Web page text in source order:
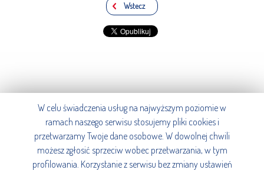
Wstecz
© AgioFunds TFI S.A., 2016.
Wszystkie prawa zastrzeżone.
W celu świadczenia usług na najwyższym poziomie w
ramach naszego serwisu stosujemy pliki cookies i
przetwarzamy Twoje dane osobowe. W dowolnej chwili
możesz zgłosić sprzeciw wobec przetwarzania, w tym
profilowania. Korzystanie z serwisu bez zmiany ustawień